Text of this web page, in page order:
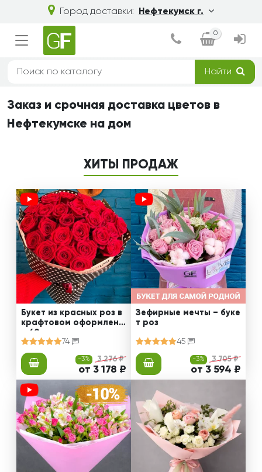
Город доставки: Нефтекумск г.
0
Найти
Заказ и срочная доставка цветов в
Нефтекумске на дом
ХИТЫ ПРОДАЖ
Букет из красных роз в
крафтовом оформлени
и 60 см
74
-3% 3 276 ₽
от 3 178 ₽
Зефирные мечты – буке
т роз
45
-3% 3 705 ₽
от 3 594 ₽